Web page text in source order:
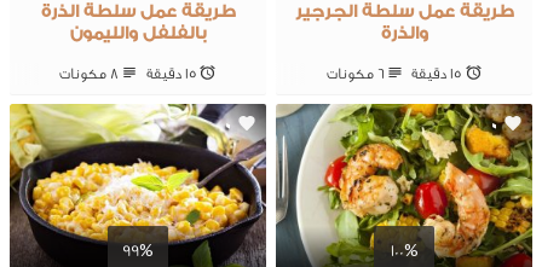
طريقة عمل سلطة الجرجير
والذرة
15 ‎دقيقة 6 ‎مكونات
طريقة عمل سلطة الذرة
بالفلفل والليمون
15 ‎دقيقة 8 ‎مكونات
100%
0
99%
0